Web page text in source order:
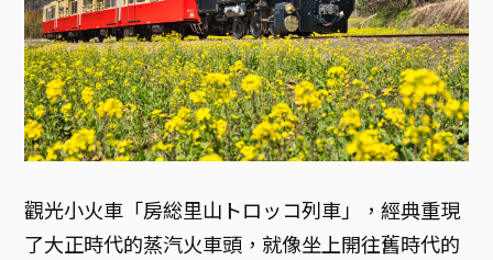
觀光小火車「房総里山トロッコ列車」，經典重現
了大正時代的蒸汽火車頭，就像坐上開往舊時代的